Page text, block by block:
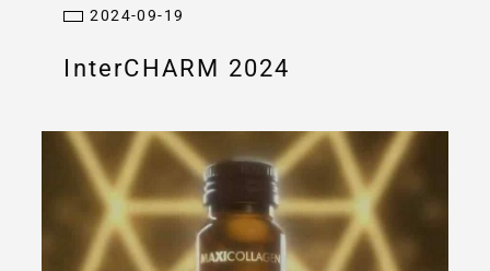
2024-09-19
InterCHARM 2024